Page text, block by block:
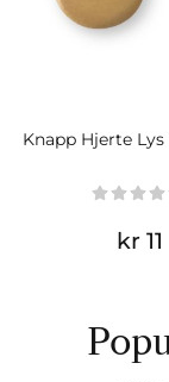
Knapp Hjerte
kr 11